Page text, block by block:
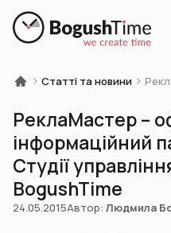
Статті та новини
РеклаМастер –
інформаційний
Студії
BogushTime
24.05.2015Автор: Людмила